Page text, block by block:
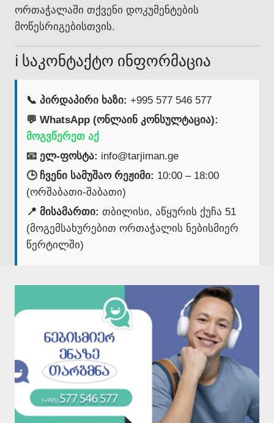
ორთაჭალაში თქვენი დოკუმენტების
მოწესრიგებისთვის.
ℹ️ საკონტაქტო ინფორმაცია
📞 პირდაპირი ხაზი: +995 577 546 577
💬 WhatsApp (ონლაინ კონსულტაცია):
მოგვწერეთ აქ
📧 ელ-ფოსტა: info@tarjiman.ge
🕒 ჩვენი სამუშაო რეჟიმი: 10:00 – 18:00
(ორშაბათი-შაბათი)
📍 მისამართი: თბილისი, აწყურის ქუჩა 51
(მოგემსახურებით ორთაჭალის ნებისმიერ
წერტილში)